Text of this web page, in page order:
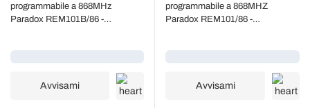
programmabile a 868MHz
Paradox REM101B/86 -
Avvisami
programmabile a 868MHZ
Paradox REM101/86 -
Avvisami